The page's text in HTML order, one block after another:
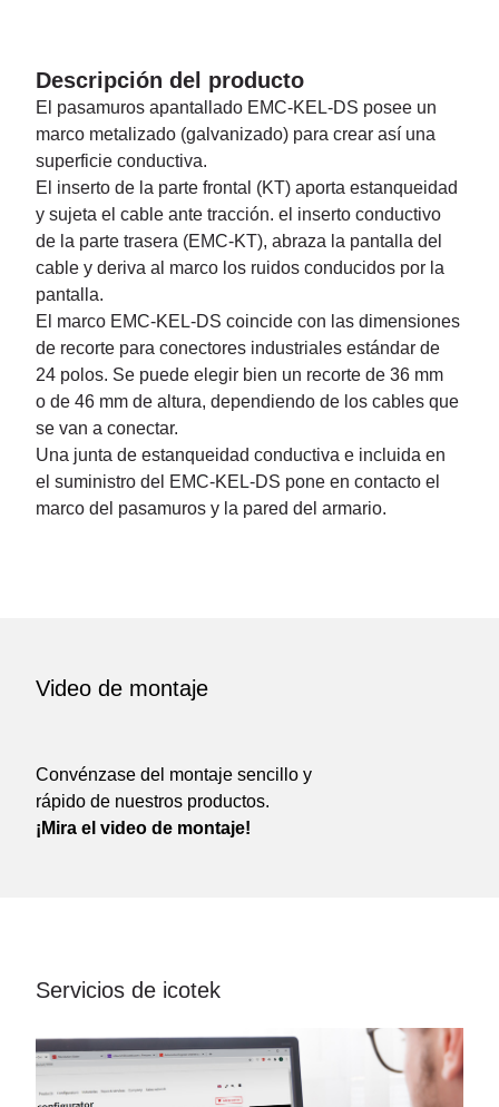
Descripción del producto
El pasamuros apantallado EMC-KEL-DS posee un
marco metalizado (galvanizado) para crear así una
superficie conductiva.
El inserto de la parte frontal (KT) aporta estanqueidad
y sujeta el cable ante tracción. el inserto conductivo
de la parte trasera (EMC-KT), abraza la pantalla del
cable y deriva al marco los ruidos conducidos por la
pantalla.
El marco EMC-KEL-DS coincide con las dimensiones
de recorte para conectores industriales estándar de
24 polos. Se puede elegir bien un recorte de 36 mm
o de 46 mm de altura, dependiendo de los cables que
se van a conectar.
Una junta de estanqueidad conductiva e incluida en
el suministro del EMC-KEL-DS pone en contacto el
marco del pasamuros y la pared del armario.
Video de montaje
Convénzase del montaje sencillo y
rápido de nuestros productos.
¡Mira el video de montaje!
Servicios de icotek